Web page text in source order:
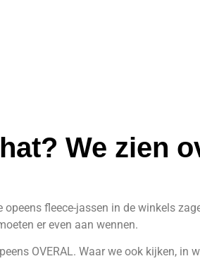
We zien
fleece-jassen in de winkels
er even aan wennen.
OVERAL. Waar we ook kijken,